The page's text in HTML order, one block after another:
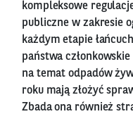
kompleksowe
publiczne w zakresie
każdym etapie
państwa
na temat odpadów
roku mają złożyć
Zbada ona również